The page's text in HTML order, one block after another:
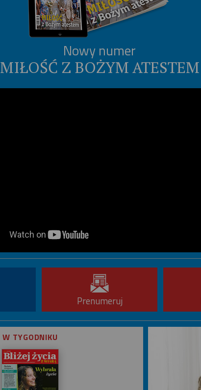
Nowy numer
MIŁOŚĆ Z BOŻYM ATESTEM
Prenumeruj
W TYGODNIKU